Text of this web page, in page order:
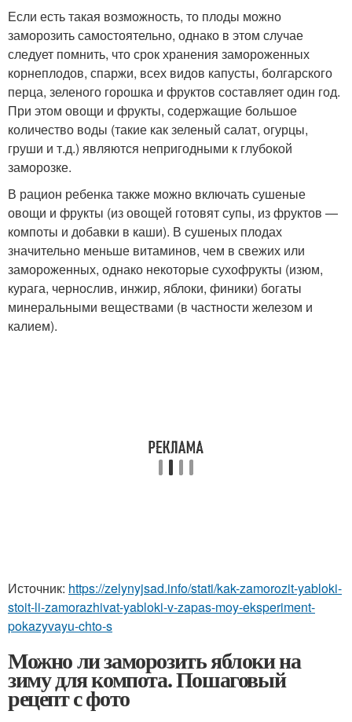
Если есть такая возможность, то плоды можно
заморозить самостоятельно, однако в этом случае
следует помнить, что срок хранения замороженных
корнеплодов, спаржи, всех видов капусты, болгарского
перца, зеленого горошка и фруктов составляет один год.
При этом овощи и фрукты, содержащие большое
количество воды (такие как зеленый салат, огурцы,
груши и т.д.) являются непригодными к глубокой
заморозке.
В рацион ребенка также можно включать сушеные
овощи и фрукты (из овощей готовят супы, из фруктов —
компоты и добавки в каши). В сушеных плодах
значительно меньше витаминов, чем в свежих или
замороженных, однако некоторые сухофрукты (изюм,
курага, чернослив, инжир, яблоки, финики) богаты
минеральными веществами (в частности железом и
калием).
Источник: https://zelynyjsad.info/stati/kak-zamorozit-yabloki-
stoit-li-zamorazhivat-yabloki-v-zapas-moy-eksperiment-
pokazyvayu-chto-s
Можно ли заморозить яблоки на
зиму для компота. Пошаговый
рецепт с фото